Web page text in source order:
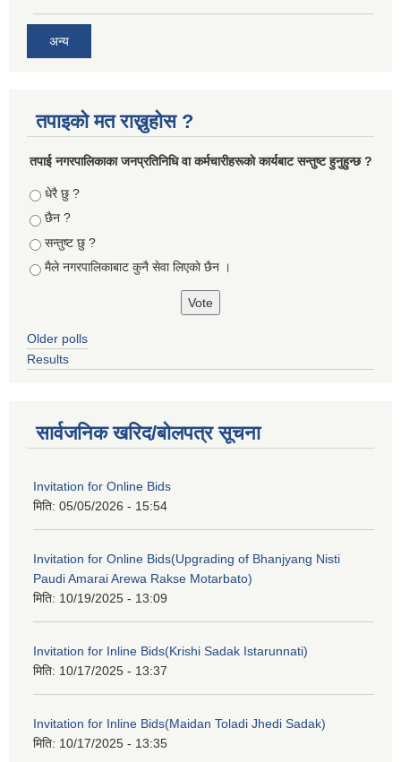
अन्य
तपाइको मत राख्नुहोस ?
तपा‌ई नगरपालिकाका जनप्रतिनिधि वा कर्मचारीहरूकाे कार्यबाट सन्तुष्ट हुनुहुन्छ ?
Choices
धेरै छु ?
छैन ?
सन्तुष्ट छु ?
मैले नगरपालिकाबाट कुनै सेवा लिएकाे छैन ।
Older polls
Results
सार्वजनिक खरिद/बोलपत्र सूचना
Invitation for Online Bids
मिति: 05/05/2026 - 15:54
Invitation for Online Bids(Upgrading of Bhanjyang Nisti
Paudi Amarai Arewa Rakse Motarbato)
मिति: 10/19/2025 - 13:09
Invitation for Inline Bids(Krishi Sadak Istarunnati)
मिति: 10/17/2025 - 13:37
Invitation for Inline Bids(Maidan Toladi Jhedi Sadak)
मिति: 10/17/2025 - 13:35